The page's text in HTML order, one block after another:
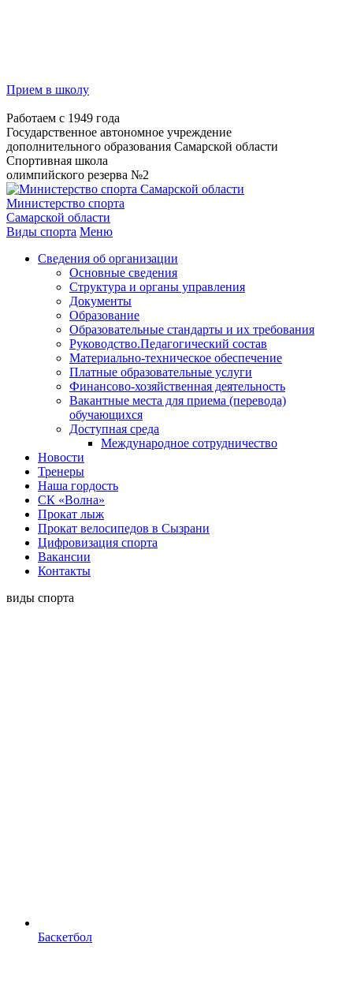
Прием в школу
Работаем с 1949 года
Государственное автономное учреждение
дополнительного образования Самарской области
Спортивная школа
олимпийского резерва №2
Министерство спорта
Самарской области
Виды спорта Меню
Сведения об организации
Основные сведения
Структура и органы управления
Документы
Образование
Образовательные стандарты и их требования
Руководство.Педагогический состав
Материально-техническое обеспечение
Платные образовательные услуги
Финансово-хозяйственная деятельность
Вакантные места для приема (перевода)
обучающихся
Доступная среда
Международное сотрудничество
Новости
Тренеры
Наша гордость
СК «Волна»
Прокат лыж
Прокат велосипедов в Сызрани
Цифровизация спорта
Вакансии
Контакты
виды спорта
Баскетбол